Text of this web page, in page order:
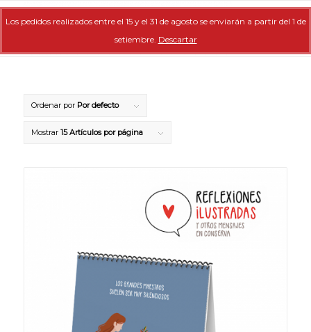
Los pedidos realizados entre el 15 y el 31 de agosto se enviarán a partir del 1 de
setiembre. Descartar
Ordenar por Por defecto
Mostrar 15 Artículos por página